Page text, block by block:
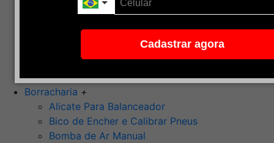
Cadastrar agora
Pasta Para Assentar Válvula
Pedra de Afiar
Ponta Montada (Oxido de Alumínio)
Rebolos
Borracharia +
Alicate Para Balanceador
Bico de Encher e Calibrar Pneus
Bomba de Ar Manual